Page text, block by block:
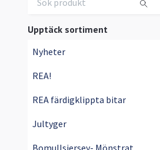
Upptäck sortiment
Nyheter
REA!
REA färdigklippta bitar
Jultyger
Bomullsjersey- Mönstrat